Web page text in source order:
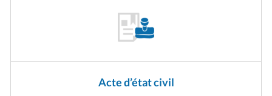
Acte d’état civil